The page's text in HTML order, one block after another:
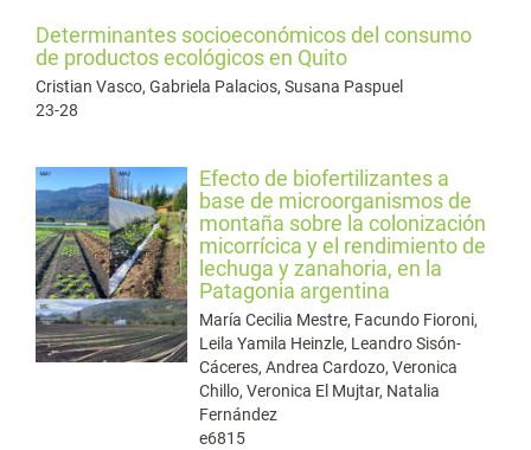
Determinantes socioeconómicos del consumo
de productos ecológicos en Quito
Cristian Vasco, Gabriela Palacios, Susana Paspuel
23-28
Efecto de biofertilizantes a
base de microorganismos de
montaña sobre la colonización
micorrícica y el rendimiento de
lechuga y zanahoria, en la
Patagonia argentina
María Cecilia Mestre, Facundo Fioroni,
Leila Yamila Heinzle, Leandro Sisón-
Cáceres, Andrea Cardozo, Veronica
Chillo, Veronica El Mujtar, Natalia
Fernández
e6815